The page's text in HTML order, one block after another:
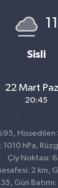
11
Sisli
22 Mart
20:45
Hissedilen
1010 hPa,
Çiy Noktası:
2 km,
Gün